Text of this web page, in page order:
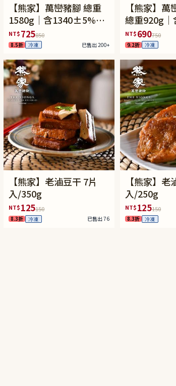
【熊家】萬巒豬腳 總重
1580g｜含1340±5%豬
腳含骨+240g醬包
NT$725850
8.5折 冷凍 已售出 200+
【熊家】
總重920g｜
600g±5%豬
+120g醬包
NT$690750
9.2折 冷凍
【熊家】老滷豆干 7片
入/350g
NT$125150
8.3折 冷凍 已售出 76
【熊家】老
入/250g
NT$125150
8.3折 冷凍